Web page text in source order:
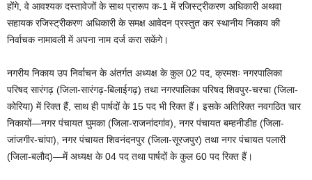
होंगे, वे आवश्यक दस्तावेजों के साथ प्रारूप क-1 में रजिस्ट्रीकरण अधिकारी अथवा
सहायक रजिस्ट्रीकरण अधिकारी के समक्ष आवेदन प्रस्तुत कर स्थानीय निकाय की
निर्वाचक नामावली में अपना नाम दर्ज करा सकेंगे।
नगरीय निकाय उप निर्वाचन के अंतर्गत अध्यक्ष के कुल 02 पद, क्रमशः नगरपालिका
परिषद सारंगढ़ (जिला-सारंगढ़-बिलाईगढ़) तथा नगरपालिका परिषद शिवपुर-चरचा (जिला-
कोरिया) में रिक्त हैं, साथ ही पार्षदों के 15 पद भी रिक्त हैं। इसके अतिरिक्त नवगठित चार
निकायों—नगर पंचायत घुमका (जिला-राजनांदगांव), नगर पंचायत बम्हनीडीह (जिला-
जांजगीर-चांपा), नगर पंचायत शिवनंदनपुर (जिला-सूरजपुर) तथा नगर पंचायत पलारी
(जिला-बलौद)—में अध्यक्ष के 04 पद तथा पार्षदों के कुल 60 पद रिक्त हैं।